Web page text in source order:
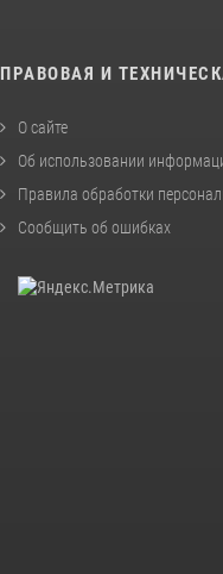
ПРАВОВАЯ И
О сайте
Об использовании
Правила обработки
Сообщить об ошибках